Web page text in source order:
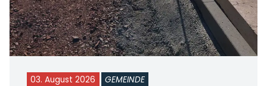
03. August 2026 GEMEINDE